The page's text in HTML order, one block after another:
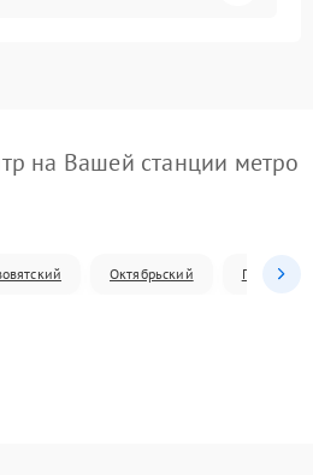
на Вашей станции метро
Октябрьский